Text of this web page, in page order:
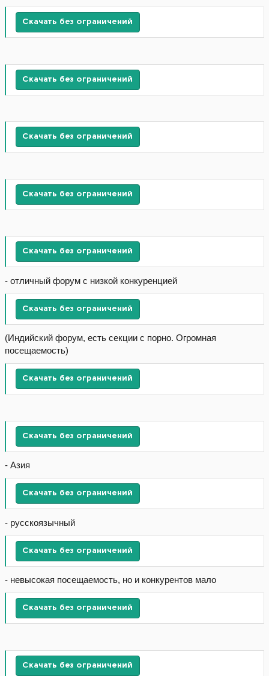
Скачать без ограничений
Скачать без ограничений
Скачать без ограничений
Скачать без ограничений
Скачать без ограничений
- отличный форум с низкой конкуренцией
Скачать без ограничений
(Индийский форум, есть секции с порно. Огромная
посещаемость)
Скачать без ограничений
Скачать без ограничений
- Азия
Скачать без ограничений
- русскоязычный
Скачать без ограничений
- невысокая посещаемость, но и конкурентов мало
Скачать без ограничений
Скачать без ограничений